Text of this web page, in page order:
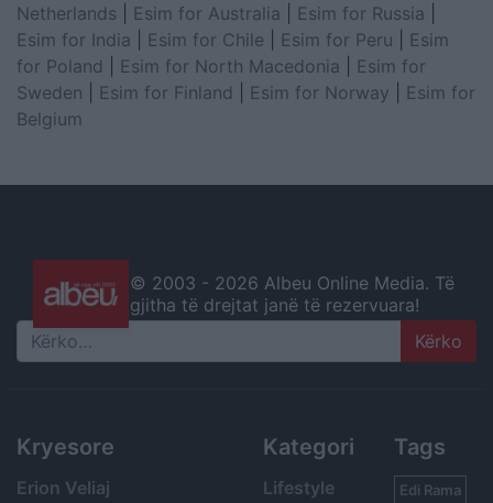
Netherlands
Esim for Australia Esim for Russia
Esim for India
Esim for Chile Esim for Peru
Esim
for Poland
Esim for North Macedonia
Esim for
Sweden
Esim for Finland Esim for Norway
Esim for
Belgium
© 2003 - 2026 Albeu Online Media. Të
gjitha të drejtat janë të rezervuara!
Search
Kryesore
Erion Veliaj
Kategori
Lifestyle
Tags
Edi Rama